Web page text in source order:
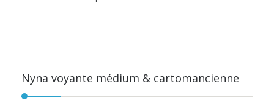
Nyna voyante médium & cartomancienne